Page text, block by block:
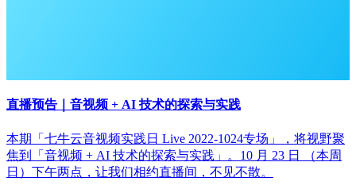
直播预告｜音视频 + AI 技术的探索与实践
本期「七牛云音视频实践日 Live 2022-1024专场」，将视野聚
焦到「音视频 + AI 技术的探索与实践」。10 月 23 日 （本周
日）下午两点，让我们相约直播间，不见不散。